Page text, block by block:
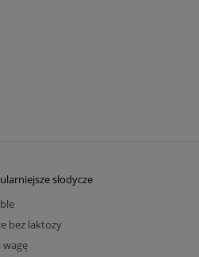
słodycze
bez laktozy
wagę